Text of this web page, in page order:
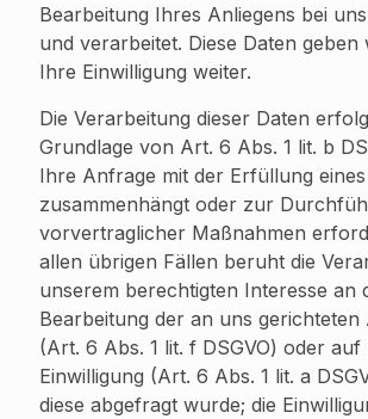
Bearbeitung Ihres Anliegens bei
und verarbeitet. Diese Daten
Ihre Einwilligung weiter.
Die Verarbeitung dieser Daten
Grundlage von Art. 6 Abs. 1 lit. b
Ihre Anfrage mit der Erfüllung
zusammenhängt oder zur
vorvertraglicher Maßnahmen
allen übrigen Fällen beruht die
unserem berechtigten Interesse an
Bearbeitung der an uns gerichteten
(Art. 6 Abs. 1 lit. f DSGVO) oder
Einwilligung (Art. 6 Abs. 1 lit. a
diese abgefragt wurde; die